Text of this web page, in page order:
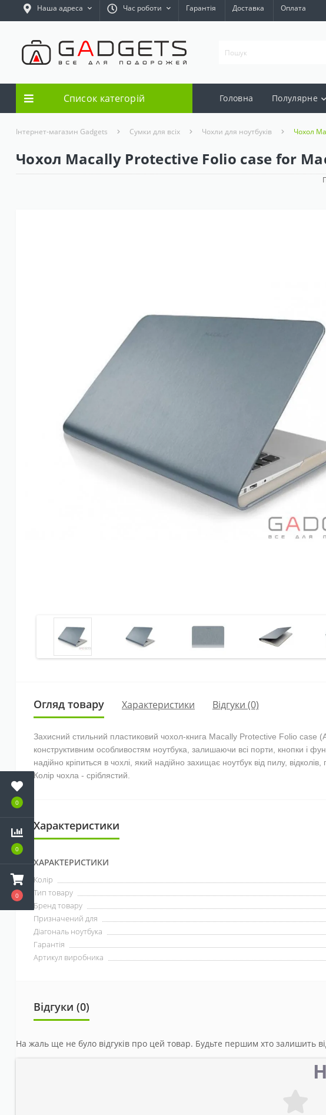
0
0
0
Наша адреса Час роботи Гарантія Доставка Оплата
Список категорій Головна Полулярне
Інтернет-магазин Gadgets Сумки для всіх Чохли для ноутбуків Чохол
Чохол Macally Protective Folio case for
Огляд товару Характеристики Відгуки (0)
Захисний стильний пластиковий чохол-книга Macally Protective Folio case
конструктивним особливостям ноутбука, залишаючи всі порти, кнопки і
надійно кріпиться в чохлі, який надійно захищає ноутбук від пилу,
Колір чохла - сріблястий.
Характеристики
ХАРАКТЕРИСТИКИ
Колір
Тип товару
Бренд товару
Призначений для
Діагональ ноутбука
Гарантія
Артикул виробника
Відгуки (0)
На жаль ще не було відгуків про цей товар. Будьте першим хто залишить